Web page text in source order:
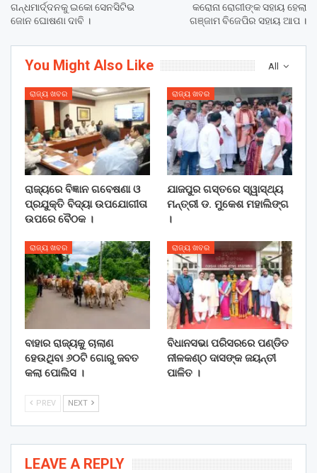
ଗନ୍ଧମାର୍ଦ୍ଦନକୁ ଇକୋ ସେନସିଟିଭ
ଜୋନ ଘୋଷଣା ଦାବି ।
କରୋନା ରୋଗୀଙ୍କ ସହାୟ ହେଲା
ଗଞ୍ଜାମ ବିଜେପିର ସହାୟ ଆପ ।
All
You Might Also Like
ରାଜ୍ୟ ଖବର
ରାଜ୍ୟରେ ବିଜ୍ଞାନ ଗବେଷଣା ଓ
ପ୍ରଯୁକ୍ତି ବିଦ୍ୟା ଉପଯୋଗୀତା
ଉପରେ ବୈଠକ ।
ରାଜ୍ୟ ଖବର
ଯାଜପୁର ଗସ୍ତରେ ସ୍ୱାସ୍ଥ୍ୟ
ମନ୍ତ୍ରୀ ଡ. ମୁକେଶ ମହାଲିଙ୍ଗ
।
ରାଜ୍ୟ ଖବର
ବାହାର ରାଜ୍ୟକୁ ଚାଲାଣ
ହେଉଥିବା ୬୦ଟି ଗୋରୁ ଜବତ
କଲା ପୋଲିସ ।
ରାଜ୍ୟ ଖବର
ବିଧାନସଭା ପରିସରରେ ପଣ୍ଡିତ
ନୀଳକଣ୍ଠ ଦାସଙ୍କ ଜୟନ୍ତୀ
ପାଳିତ ।
PREV NEXT
LEAVE A REPLY